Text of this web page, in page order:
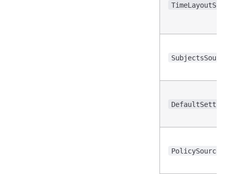
SubjectsSource
PolicySource